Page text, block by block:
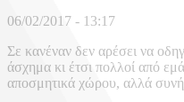
06/02/2017 - 13:17
Σε κανέναν δεν αρέσει να
άσχημα κι έτσι πολλοί από
αποσμητικά χώρου, αλλά